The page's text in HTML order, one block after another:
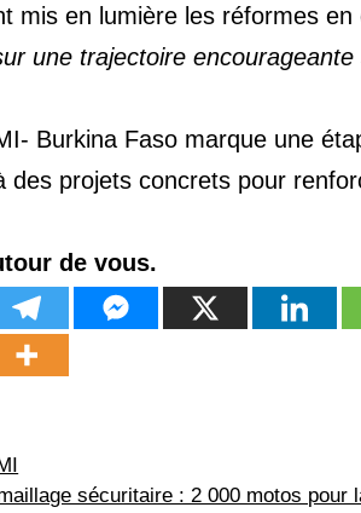
mis en lumière les réformes
une trajectoire encourageante
Burkina Faso marque une
des projets concrets pour
de vous.
sécuritaire : 2 000 motos pour